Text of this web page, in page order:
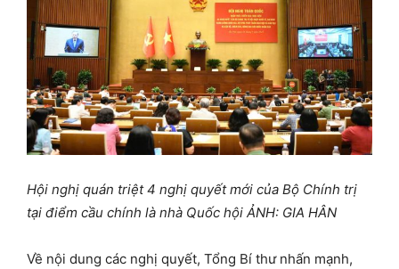
Hội nghị quán triệt 4 nghị quyết mới của Bộ Chính trị
tại điểm cầu chính là nhà Quốc hội ẢNH: GIA HÂN
Về nội dung các nghị quyết, Tổng Bí thư nhấn mạnh,